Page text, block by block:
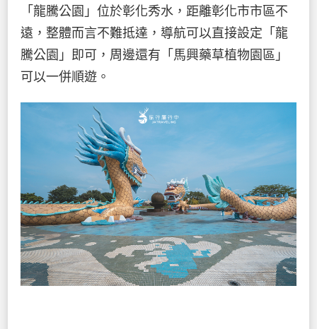
「龍騰公園」位於彰化秀水，距離彰化市市區不
遠，整體而言不難抵達，導航可以直接設定「龍
騰公園」即可，周邊還有「馬興藥草植物園區」
可以一併順遊。